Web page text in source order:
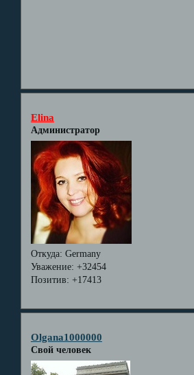
Elina
Администратор
Откуда: Germany
Уважение: +32454
Позитив: +17413
Olgana1000000
Свой человек